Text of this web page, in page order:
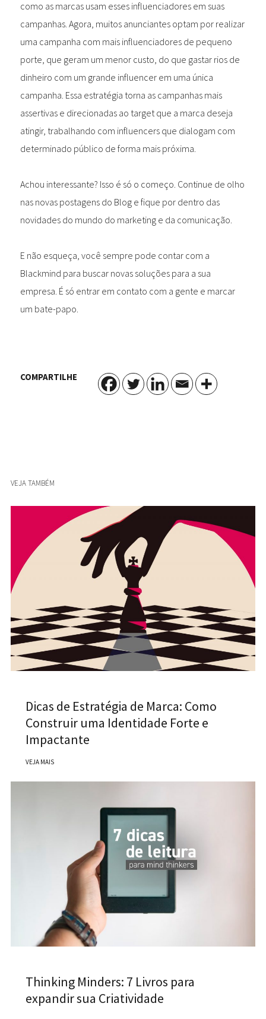
como as marcas usam esses influenciadores em suas
campanhas. Agora, muitos anunciantes optam por realizar
uma campanha com mais influenciadores de pequeno
porte, que geram um menor custo, do que gastar rios de
dinheiro com um grande influencer em uma única
campanha. Essa estratégia torna as campanhas mais
assertivas e direcionadas ao target que a marca deseja
atingir, trabalhando com influencers que dialogam com
determinado público de forma mais próxima.
Achou interessante? Isso é só o começo. Continue de olho
nas novas postagens do Blog e fique por dentro das
novidades do mundo do marketing e da comunicação.
E não esqueça, você sempre pode contar com a
Blackmind para buscar novas soluções para a sua
empresa. É só entrar em contato com a gente e marcar
um bate-papo.
COMPARTILHE
VEJA TAMBÉM
Dicas de Estratégia de Marca: Como
Construir uma Identidade Forte e
Impactante
VEJA MAIS
Thinking Minders: 7 Livros para
expandir sua Criatividade